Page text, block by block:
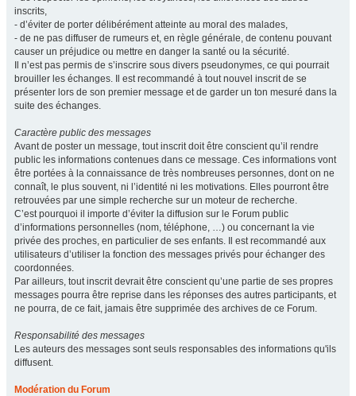
inscrits,
- d’éviter de porter délibérément atteinte au moral des malades,
- de ne pas diffuser de rumeurs et, en règle générale, de contenu pouvant
causer un préjudice ou mettre en danger la santé ou la sécurité.
Il n’est pas permis de s’inscrire sous divers pseudonymes, ce qui pourrait
brouiller les échanges. Il est recommandé à tout nouvel inscrit de se
présenter lors de son premier message et de garder un ton mesuré dans la
suite des échanges.
Caractère public des messages
Avant de poster un message, tout inscrit doit être conscient qu’il rendre
public les informations contenues dans ce message. Ces informations vont
être portées à la connaissance de très nombreuses personnes, dont on ne
connaît, le plus souvent, ni l’identité ni les motivations. Elles pourront être
retrouvées par une simple recherche sur un moteur de recherche.
C’est pourquoi il importe d’éviter la diffusion sur le Forum public
d’informations personnelles (nom, téléphone, …) ou concernant la vie
privée des proches, en particulier de ses enfants. Il est recommandé aux
utilisateurs d’utiliser la fonction des messages privés pour échanger des
coordonnées.
Par ailleurs, tout inscrit devrait être conscient qu’une partie de ses propres
messages pourra être reprise dans les réponses des autres participants, et
ne pourra, de ce fait, jamais être supprimée des archives de ce Forum.
Responsabilité des messages
Les auteurs des messages sont seuls responsables des informations qu'ils
diffusent.
Modération du Forum